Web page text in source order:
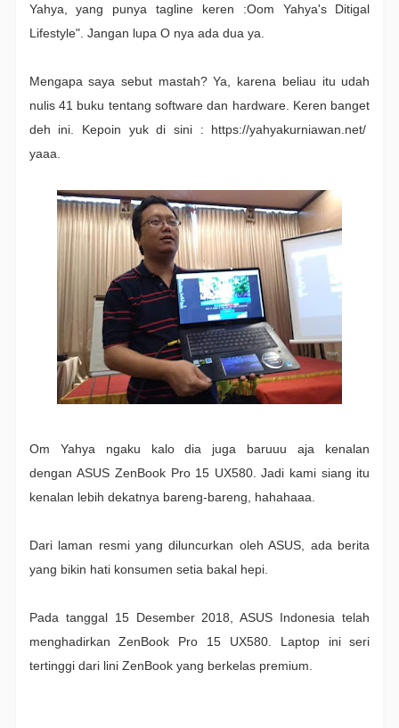
Yahya, yang punya tagline keren :Oom Yahya's Ditigal
Lifestyle". Jangan lupa O nya ada dua ya.
Mengapa saya sebut mastah? Ya, karena beliau itu udah
nulis 41 buku tentang software dan hardware. Keren banget
deh ini. Kepoin yuk di sini : https://yahyakurniawan.net/
yaaa.
Om Yahya ngaku kalo dia juga baruuu aja kenalan
denganASUS ZenBook Pro 15 UX580. Jadi kami siang itu
kenalan lebih dekatnya bareng-bareng, hahahaaa.
Dari laman resmi yang diluncurkan oleh ASUS, ada berita
yang bikin hati konsumen setia bakal hepi.
Pada tanggal 15 Desember 2018, ASUS Indonesia telah
menghadirkan ZenBook Pro 15 UX580. Laptop ini seri
tertinggi dari lini ZenBook yang berkelas premium.